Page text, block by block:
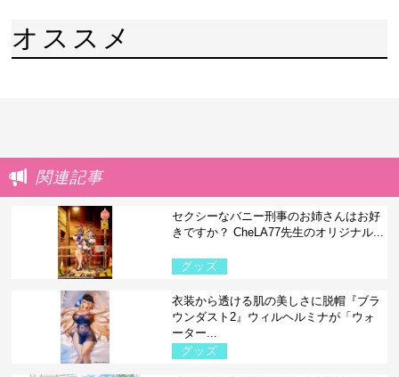
オススメ
関連記事
セクシーなバニー刑事のお姉さんはお好
きですか？ CheLA77先生のオリジナル...
グッズ
衣装から透ける肌の美しさに脱帽『ブラ
ウンダスト2』ウィルヘルミナが「ウォ
ーター...
グッズ